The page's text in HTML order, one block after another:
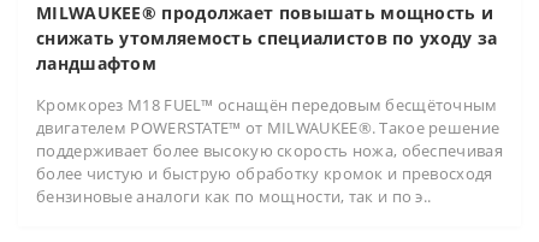
MILWAUKEE® продолжает повышать мощность и
снижать утомляемость специалистов по уходу за
ландшафтом
Кромкорез M18 FUEL™ оснащён передовым бесщёточным
двигателем POWERSTATE™ от MILWAUKEE®. Такое решение
поддерживает более высокую скорость ножа, обеспечивая
более чистую и быструю обработку кромок и превосходя
бензиновые аналоги как по мощности, так и по э..